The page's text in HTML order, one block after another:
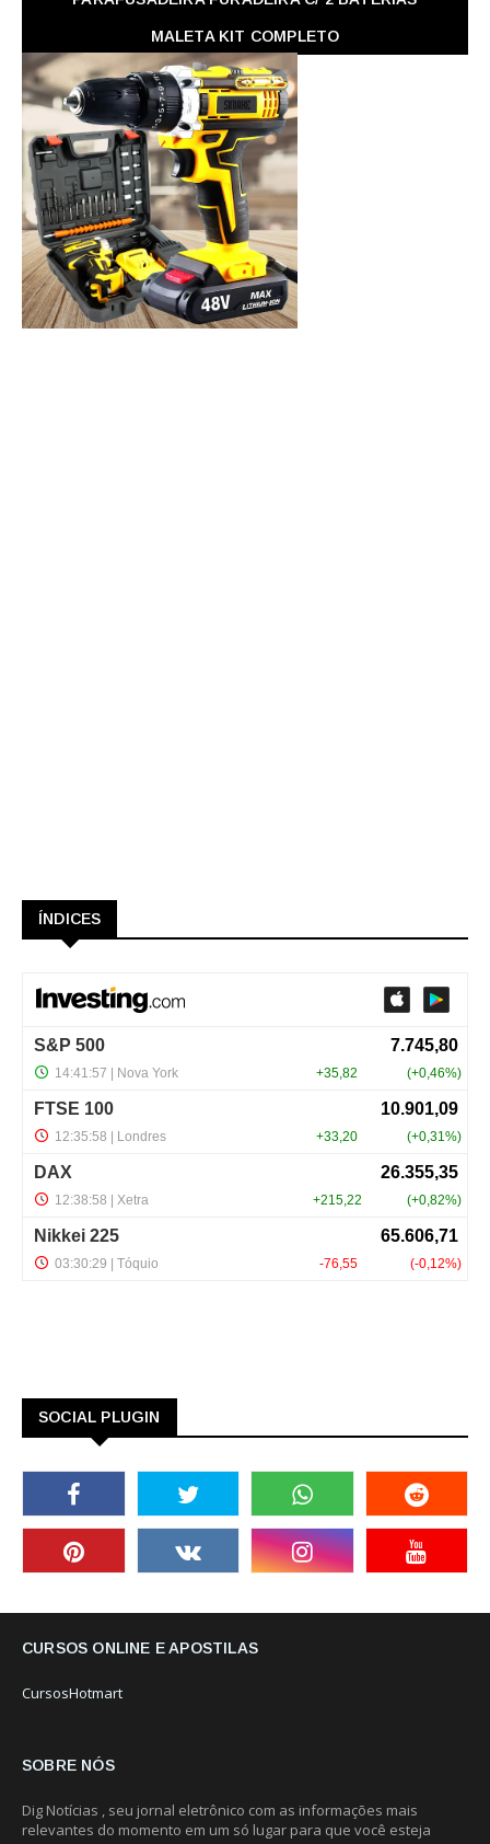
MALETA KIT COMPLETO
ÍNDICES
SOCIAL PLUGIN
CURSOS ONLINE E APOSTILAS
CursosHotmart
SOBRE NÓS
Dig Notícias , seu jornal eletrônico com as informações mais
relevantes do momento em um só lugar para que você esteja